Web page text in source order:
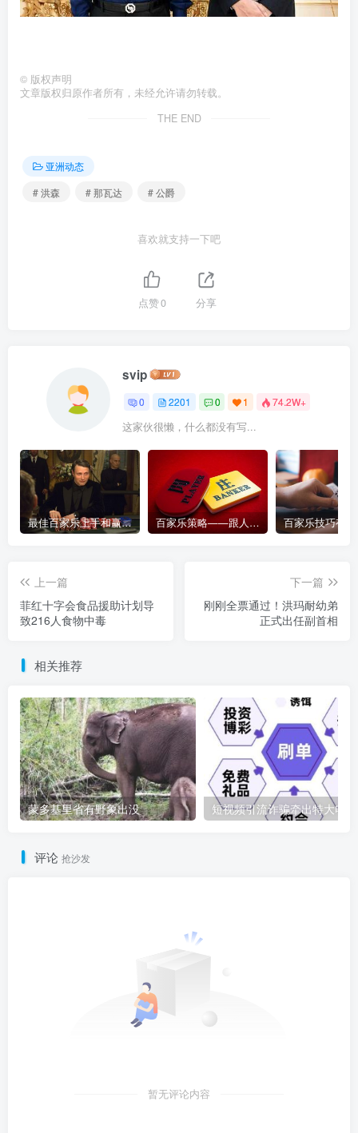
© 版权声明
文章版权归原作者所有，未经允许请勿转载。
THE END
亚洲动态
# 洪森
# 那瓦达 # 公爵
喜欢就支持一下吧
点赞0 分享
svip
0 2201 0 1 74.2W+
这家伙很懒，什么都没有写...
最佳百家乐上手和赢钱指南 – 终极版 百家乐策略——跟人胜过跟路
上一篇
菲红十字会食品援助计划导
致216人食物中毒
下一篇
刚刚全票通过！洪玛耐幼弟
正式出任副首相
相关推荐
蒙多基里省有野象出没
评论 抢沙发
暂无评论内容